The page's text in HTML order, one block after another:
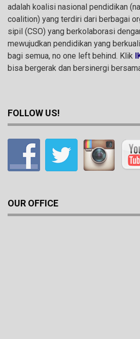
adalah koalisi nasional pendidikan
coalition) yang terdiri dari berbagai
sipil (CSO) yang berkolaborasi
mewujudkan pendidikan yang
bagi semua, no one left behind. Klik
bisa bergerak dan bersinergi
FOLLOW US!
OUR OFFICE